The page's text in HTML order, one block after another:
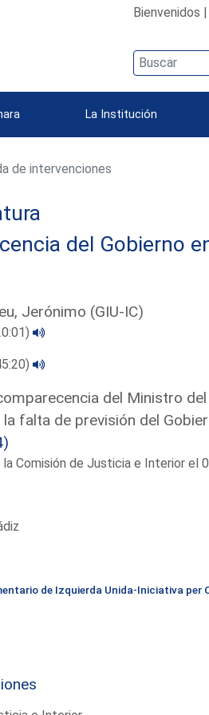
Bienvenidos |
La Institución
de intervenciones
del Gobierno
Jerónimo (GIU-IC)
del Ministro
falta de previsión del
la Comisión de Justicia e Interior el
de Izquierda Unida-Iniciativa per